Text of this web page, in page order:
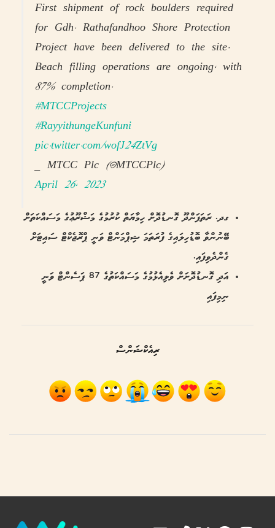
First shipment of rock boulders required
for Gdh. Rathafandhoo Shore Protection
Project have been delivered to the site.
Beach filling operations are ongoing, with
87% completion.
#MTCCProjects
#RayyithungeKunfuni
pic.twitter.com/wofJ24ZtVg
— MTCC Plc (@MTCCPlc)
April 26, 2023
ގދ. ރަތަފަންދޫ ގޮނޑުދޮށް ހިމާޔަތް ކުރުމުގެ މަޝްރޫޢުގެ މަސައްކަތަށް
ބޭނުންވާ ބޮޑުހިލައިގެ ފުރަތަމަ ޝިޕްމަންޓް ވަނީ ޕްރޮޖެކްޓް ސައިޓަށް
ގެންދެވިފައި.
އަދި ގޮނޑުދޮށަށް ވެލިއެޅުމުގެ މަސައްކަތުގެ 87 ޕަސެންޓް ވަނީ
ނިމިފައި
ރިއެކްޝަންސް